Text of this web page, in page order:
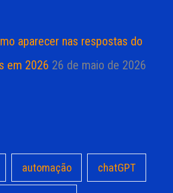
aparecer nas respostas do
em 2026 26 de maio de 2026
automação chatGPT